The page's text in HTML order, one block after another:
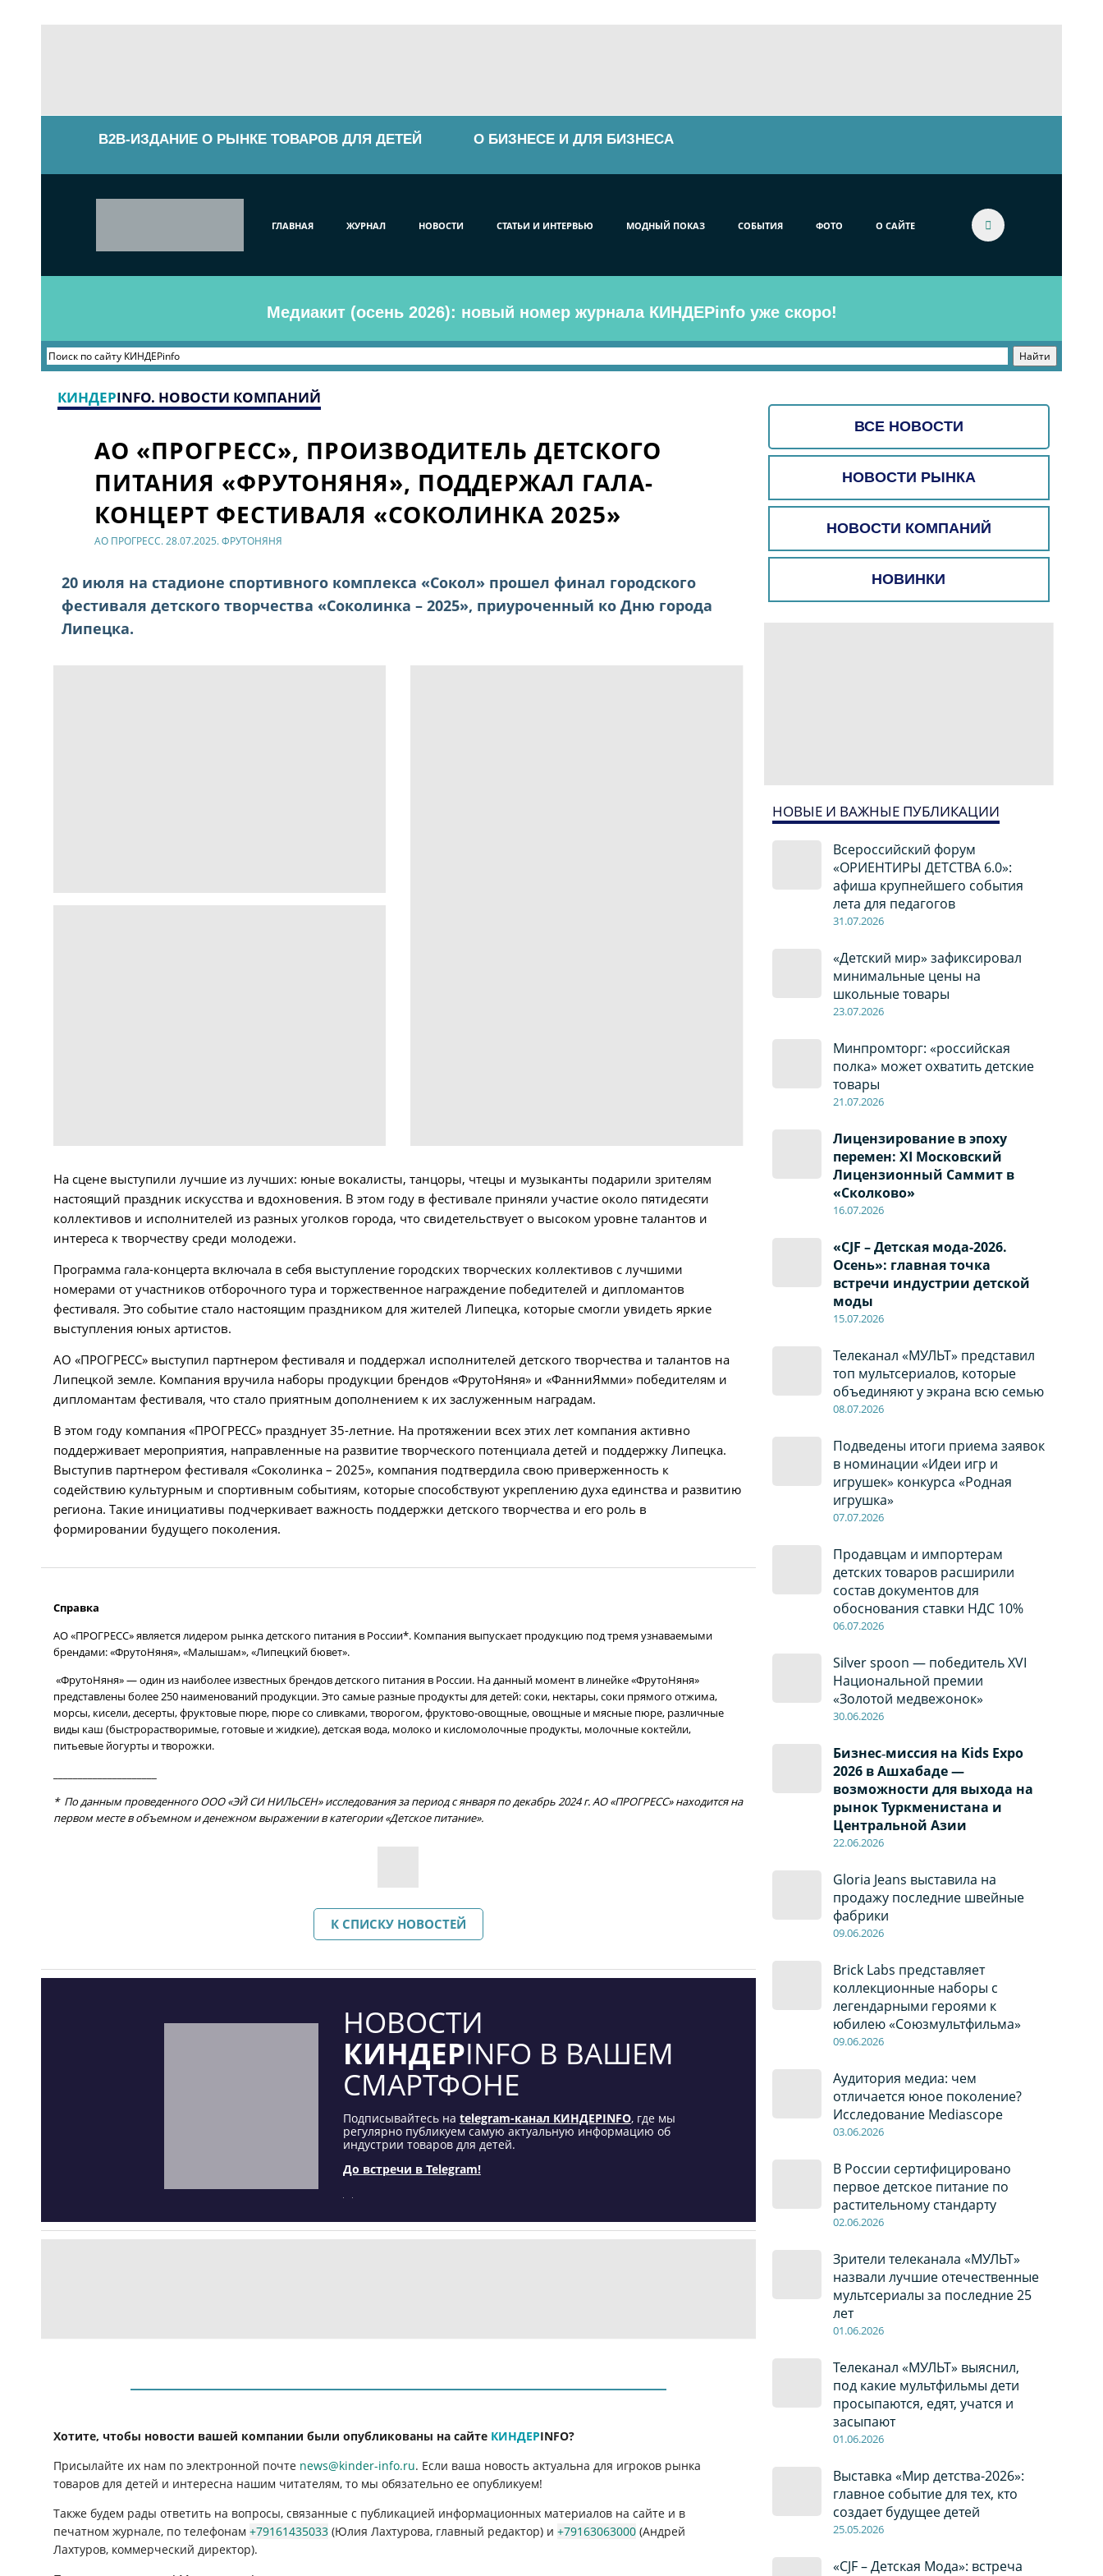
B2B-ИЗДАНИЕ О РЫНКЕ ТОВАРОВ ДЛЯ ДЕТЕЙ О БИЗНЕСЕ И ДЛЯ БИЗНЕСА
ГЛАВНАЯ ЖУРНАЛ НОВОСТИ СТАТЬИ И ИНТЕРВЬЮ МОДНЫЙ ПОКАЗ СОБЫТИЯ ФОТО О САЙТЕ
Медиакит (осень 2026): новый номер журнала КИНДЕРinfo уже скоро!
ВСЕ НОВОСТИ
НОВОСТИ РЫНКА
НОВОСТИ КОМПАНИЙ
НОВИНКИ
НОВЫЕ И ВАЖНЫЕ ПУБЛИКАЦИИ
Всероссийский форум
«ОРИЕНТИРЫ ДЕТСТВА 6.0»:
афиша крупнейшего события
лета для педагогов
31.07.2026
«Детский мир» зафиксировал
минимальные цены на
школьные товары
23.07.2026
Минпромторг: «российская
полка» может охватить детские
товары
21.07.2026
Лицензирование в эпоху
перемен: XI Московский
Лицензионный Саммит в
«Сколково»
16.07.2026
«CJF – Детская мода-2026.
Осень»: главная точка
встречи индустрии детской
моды
15.07.2026
Телеканал «МУЛЬТ» представил
топ мультсериалов, которые
объединяют у экрана всю семью
08.07.2026
Подведены итоги приема заявок
в номинации «Идеи игр и
игрушек» конкурса «Родная
игрушка»
07.07.2026
Продавцам и импортерам
детских товаров расширили
состав документов для
обоснования ставки НДС 10%
06.07.2026
Silver spoon — победитель XVI
Национальной премии
«Золотой медвежонок»
30.06.2026
Бизнес‑миссия на Kids Expo
2026 в Ашхабаде —
возможности для выхода на
рынок Туркменистана и
Центральной Азии
22.06.2026
Gloria Jeans выставила на
продажу последние швейные
фабрики
09.06.2026
Brick Labs представляет
коллекционные наборы с
легендарными героями к
юбилею «Союзмультфильма»
09.06.2026
Аудитория медиа: чем
отличается юное поколение?
Исследование Mediascope
03.06.2026
В России сертифицировано
первое детское питание по
растительному стандарту
02.06.2026
Зрители телеканала «МУЛЬТ»
назвали лучшие отечественные
мультсериалы за последние 25
лет
01.06.2026
Телеканал «МУЛЬТ» выяснил,
под какие мультфильмы дети
просыпаются, едят, учатся и
засыпают
01.06.2026
Выставка «Мир детства-2026»:
главное событие для тех, кто
создает будущее детей
25.05.2026
«CJF – Детская Мода»: встреча
КИНДЕРINFO. НОВОСТИ КОМПАНИЙ
АО «ПРОГРЕСС», ПРОИЗВОДИТЕЛЬ ДЕТСКОГО
ПИТАНИЯ «ФРУТОНЯНЯ», ПОДДЕРЖАЛ ГАЛА-
КОНЦЕРТ ФЕСТИВАЛЯ «СОКОЛИНКА 2025»
АО ПРОГРЕСС. 28.07.2025. ФРУТОНЯНЯ
20 июля на стадионе спортивного комплекса «Сокол» прошел финал городского
фестиваля детского творчества «Соколинка – 2025», приуроченный ко Дню города
Липецка.
На сцене выступили лучшие из лучших: юные вокалисты, танцоры, чтецы и музыканты подарили зрителям
настоящий праздник искусства и вдохновения. В этом году в фестивале приняли участие около пятидесяти
коллективов и исполнителей из разных уголков города, что свидетельствует о высоком уровне талантов и
интереса к творчеству среди молодежи.
Программа гала-концерта включала в себя выступление городских творческих коллективов с лучшими
номерами от участников отборочного тура и торжественное награждение победителей и дипломантов
фестиваля. Это событие стало настоящим праздником для жителей Липецка, которые смогли увидеть яркие
выступления юных артистов.
АО «ПРОГРЕСС» выступил партнером фестиваля и поддержал исполнителей детского творчества и талантов на
Липецкой земле. Компания вручила наборы продукции брендов «ФрутоНяня» и «ФанниЯмми» победителям и
дипломантам фестиваля, что стало приятным дополнением к их заслуженным наградам.
В этом году компания «ПРОГРЕСС» празднует 35-летние. На протяжении всех этих лет компания активно
поддерживает мероприятия, направленные на развитие творческого потенциала детей и поддержку Липецка.
Выступив партнером фестиваля «Соколинка – 2025», компания подтвердила свою приверженность к
содействию культурным и спортивным событиям, которые способствуют укреплению духа единства и развитию
региона. Такие инициативы подчеркивает важность поддержки детского творчества и его роль в
формировании будущего поколения.
Справка
АО «ПРОГРЕСС» является лидером рынка детского питания в России*. Компания выпускает продукцию под тремя узнаваемыми
брендами: «ФрутоНяня», «Малышам», «Липецкий бювет».
«ФрутоНяня» — один из наиболее известных брендов детского питания в России. На данный момент в линейке «ФрутоНяня»
представлены более 250 наименований продукции. Это самые разные продукты для детей: соки, нектары, соки прямого отжима,
морсы, кисели, десерты, фруктовые пюре, пюре со сливками, творогом, фруктово-овощные, овощные и мясные пюре, различные
виды каш (быстрорастворимые, готовые и жидкие), детская вода, молоко и кисломолочные продукты, молочные коктейли,
питьевые йогурты и творожки.
* По данным проведенного ООО «ЭЙ СИ НИЛЬСЕН» исследования за период с января по декабрь 2024 г. АО «ПРОГРЕСС» находится на
первом месте в объемном и денежном выражении в категории «Детское питание».
К СПИСКУ НОВОСТЕЙ
НОВОСТИ
КИНДЕРINFO В ВАШЕМ
СМАРТФОНЕ
Подписывайтесь на telegram-канал КИНДЕРINFO, где мы
регулярно публикуем самую актуальную информацию об
индустрии товаров для детей.
До встречи в Telegram!
Хотите, чтобы новости вашей компании были опубликованы на сайте КИНДЕРINFO?
Присылайте их нам по электронной почте news@kinder-info.ru. Если ваша новость актуальна для игроков рынка
товаров для детей и интересна нашим читателям, то мы обязательно ее опубликуем!
Также будем рады ответить на вопросы, связанные с публикацией информационных материалов на сайте и в
печатном журнале, по телефонам+79161435033 (Юлия Лахтурова, главный редактор) и+79163063000 (Андрей
Лахтуров, коммерческий директор).